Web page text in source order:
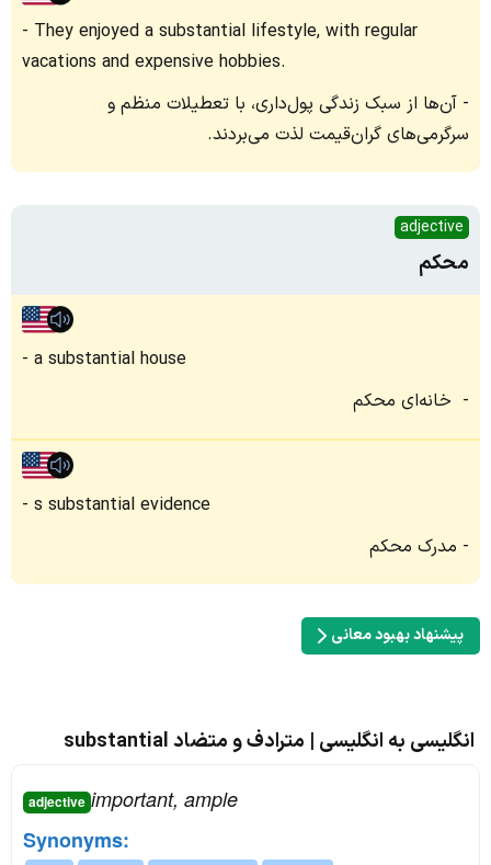
They enjoyed a substantial lifestyle, with regular
vacations and expensive hobbies.
آن‌ها از سبک زندگی پول‌داری، با تعطیلات منظم و
سرگرمی‌های گران‌قیمت لذت می‌بردند.
adjective
محکم
a substantial house
خانه‌ا‌ی محکم
s substantial evidence
مدرک محکم
پیشنهاد بهبود معانی
انگلیسی به انگلیسی | مترادف و متضاد substantial
adjective important, ample
Synonyms: